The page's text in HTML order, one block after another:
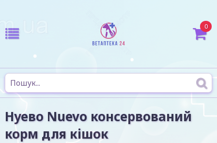
0
Нуево Nuevo консервований
корм для кішок